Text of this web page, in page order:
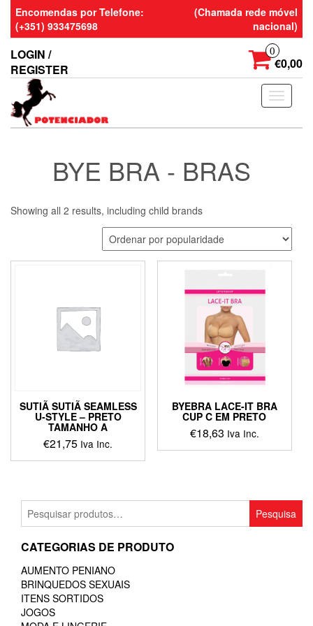
Skip
the
content
Encomendas por Telefone:
(+351) 933475698
(Chamada rede móvel
nacional)
LOGIN /
REGISTER
0
€0,00
Toggle
BYE BRA - BRAS
Showing all 2 results, including child brands
SUTIÃ SUTIÃ SEAMLESS
U-STYLE – PRETO
TAMANHO A
€21,75 Iva Inc.
This
multiple
variants.
options
be
chosen
on
BYEBRA LACE-IT BRA
CUP C EM PRETO
€18,63 Iva Inc.
Pesquisar
por:
Pesquisa
CATEGORIAS DE PRODUTO
AUMENTO PENIANO
BRINQUEDOS SEXUAIS
ITENS SORTIDOS
JOGOS